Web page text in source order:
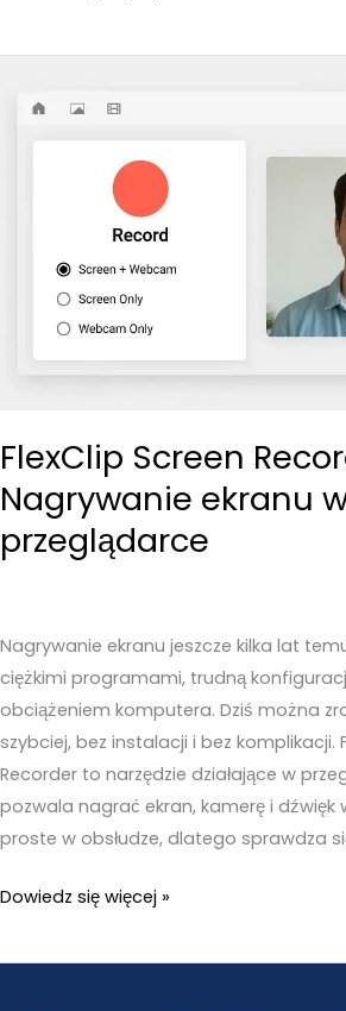
AI
programów
FlexClip Screen
Nagrywanie ekranu
przeglądarce
Nagrywanie ekranu jeszcze kilka lat
ciężkimi programami, trudną
obciążeniem komputera. Dziś można
szybciej, bez instalacji i bez komplikacji.
Recorder to narzędzie działające w
pozwala nagrać ekran, kamerę i dźwięk
proste w obsłudze, dlatego sprawdza
FlexClip
Recorder
Dowiedz się więcej »